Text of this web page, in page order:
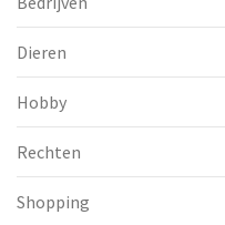
Dieren
Hobby
Rechten
Shopping